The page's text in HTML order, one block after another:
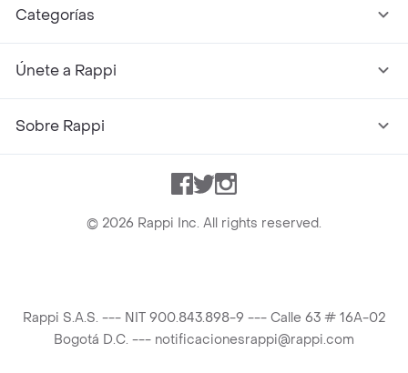
Categorías
Únete a Rappi
Sobre Rappi
Facebook
TwitterInstagram
© 2026 Rappi Inc. All rights reserved.
Rappi S.A.S. --- NIT 900.843.898-9 --- Calle 63 # 16A-02
Bogotá D.C. --- notificacionesrappi@rappi.com